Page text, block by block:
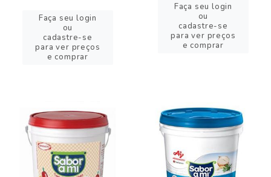
Faça seu login
ou
cadastre-se
para ver preços
e comprar
Faça seu login
ou
cadastre-se
para ver preços
e comprar